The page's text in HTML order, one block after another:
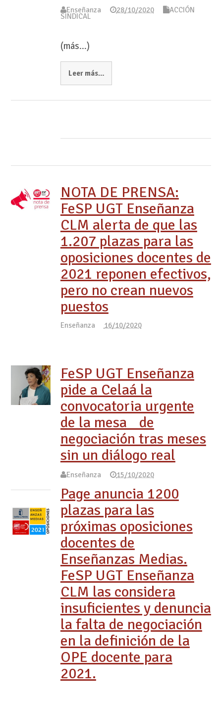
Enseñanza 28/10/2020 ACCIÓN
SINDICAL
(más…)
Leer más…
NOTA DE PRENSA:
FeSP UGT Enseñanza
CLM alerta de que las
1.207 plazas para las
oposiciones docentes de
2021 reponen efectivos,
pero no crean nuevos
puestos
Enseñanza 16/10/2020
FeSP UGT Enseñanza
pide a Celaá la
convocatoria urgente
de la mesa de
negociación tras meses
sin un diálogo real
Enseñanza 15/10/2020
Page anuncia 1200
plazas para las
próximas oposiciones
docentes de
Enseñanzas Medias.
FeSP UGT Enseñanza
CLM las considera
insuficientes y denuncia
la falta de negociación
en la definición de la
OPE docente para
2021.